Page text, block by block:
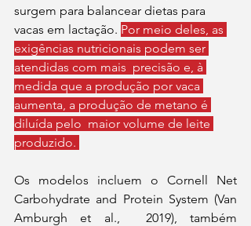
surgem para balancear dietas para
vacas em lactação. Por meio deles, as
exigências nutricionais podem ser
atendidas com mais  precisão e, à
medida que a produção por vaca
aumenta, a produção de metano é
diluída pelo  maior volume de leite
produzido.
Os modelos incluem o Cornell Net
Carbohydrate and Protein System (Van
Amburgh et al.,  2019), também